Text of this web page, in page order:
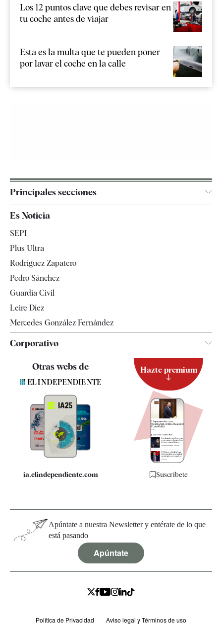
Los 12 puntos clave que debes revisar en
tu coche antes de viajar
Esta es la multa que te pueden poner
por lavar el coche en la calle
Principales secciones
Televisión
Es Noticia
SEPI
Plus Ultra
Rodríguez Zapatero
Pedro Sánchez
Guardia Civil
Leire Díez
Mercedes González Fernández
Corporativo
Quiénes somos
Especificaciones
Otras webs de
ia.elindependiente.com
Hazte premium
Suscríbete
Apúntate a nuestra Newsletter y entérate de lo que
está pasando
Apúntate
Política de Privacidad
Aviso legal y Términos de uso